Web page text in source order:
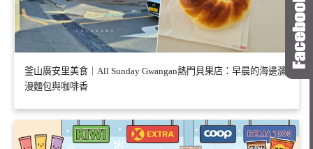
釜山廣安里美食｜All Sunday Gwangan熱門貝果店：早晨的海邊瀰
漫麵包與咖啡香